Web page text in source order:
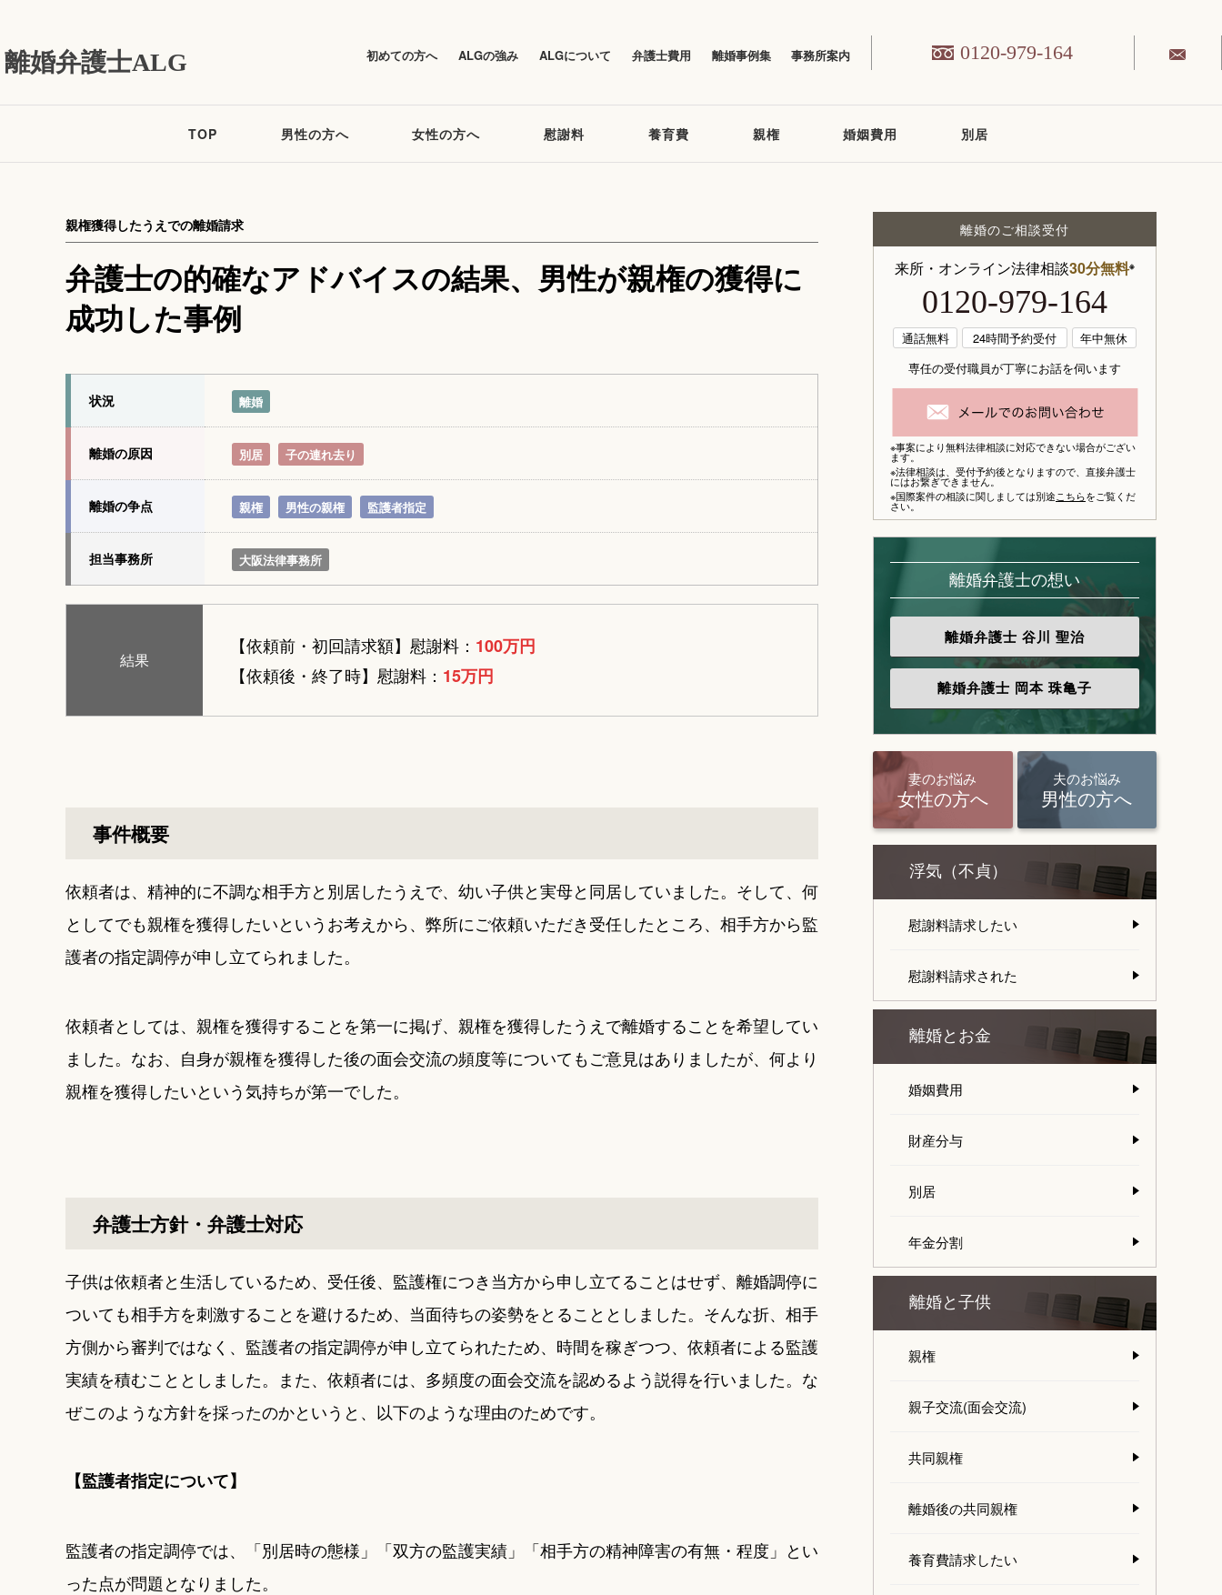
離婚弁護士ALG 初めての方へ ALGの強み ALGについて 弁護士費用 離婚事例集 事務所案内 0120-979-164
TOP 男性の方へ 女性の方へ 慰謝料 養育費 親権 婚姻費用 別居
弁護士の的確なアドバイスの結果、男性が親権の獲得に
成功した事例
親権獲得したうえでの離婚請求
状況 離婚
離婚の原因 別居 子の連れ去り
離婚の争点 親権 男性の親権 監護者指定
担当事務所 大阪法律事務所
結果
【依頼前・初回請求額】慰謝料： 100万円
【依頼後・終了時】慰謝料： 15万円
事件概要
依頼者は、精神的に不調な相手方と別居したうえで、幼い子供と実母と同居していました。そして、何
としてでも親権を獲得したいというお考えから、弊所にご依頼いただき受任したところ、相手方から監
護者の指定調停が申し立てられました。
依頼者としては、親権を獲得することを第一に掲げ、親権を獲得したうえで離婚することを希望してい
ました。なお、自身が親権を獲得した後の面会交流の頻度等についてもご意見はありましたが、何より
親権を獲得したいという気持ちが第一でした。
弁護士方針・弁護士対応
子供は依頼者と生活しているため、受任後、監護権につき当方から申し立てることはせず、離婚調停に
ついても相手方を刺激することを避けるため、当面待ちの姿勢をとることとしました。そんな折、相手
方側から審判ではなく、監護者の指定調停が申し立てられたため、時間を稼ぎつつ、依頼者による監護
実績を積むこととしました。また、依頼者には、多頻度の面会交流を認めるよう説得を行いました。な
ぜこのような方針を採ったのかというと、以下のような理由のためです。
【監護者指定について】
監護者の指定調停では、「別居時の態様」「双方の監護実績」「相手方の精神障害の有無・程度」とい
った点が問題となりました。
離婚のご相談受付
来所・オンライン法律相談30分無料※
0120-979-164
通話無料 24時間予約受付
年中無休
専任の受付職員が丁寧にお話を伺います
※事案により無料法律相談に対応できない場合がござい
ます。
※法律相談は、 受付予約後となりますので、 直接弁護士
にはお繋ぎできません。
※国際案件の相談に関しましては別途こちらをご覧くだ
さい。
離婚弁護士の想い
離婚弁護士 谷川 聖治
離婚弁護士 岡本 珠亀子
妻のお悩み
女性の方へ
夫のお悩み
男性の方へ
浮気（不貞）
慰謝料請求したい
慰謝料請求された
離婚とお金
婚姻費用
財産分与
別居
年金分割
離婚と子供
親権
親子交流(面会交流)
共同親権
離婚後の共同親権
養育費請求したい